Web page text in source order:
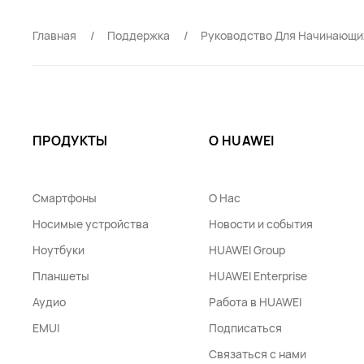
Главная Поддержка Руководство Для
ПРОДУКТЫ
Смартфоны
Носимые устройства
Ноутбуки
Планшеты
Аудио
EMUI
О HUAWEI
О Нас
Новости и события
HUAWEI Group
HUAWEI Enterprise
Работа в HUAWEI
Подписаться
Связаться с нами